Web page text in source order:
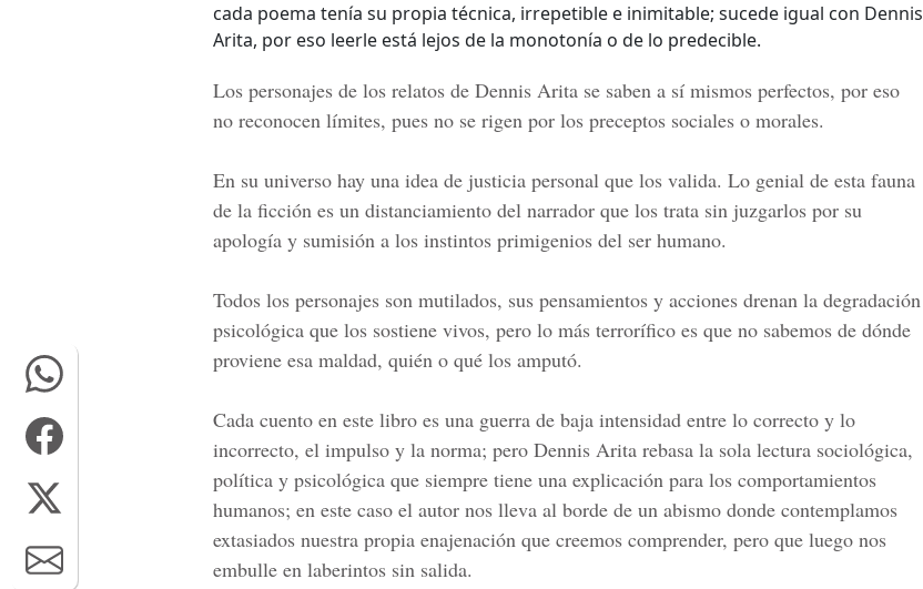
cada poema tenía su propia técnica, irrepetible e inimitable; sucede igual con Dennis
Arita, por eso leerle está lejos de la monotonía o de lo predecible.
Los personajes de los relatos de Dennis Arita se saben a sí mismos perfectos, por eso
no reconocen límites, pues no se rigen por los preceptos sociales o morales.
En su universo hay una idea de justicia personal que los valida. Lo genial de esta fauna
de la ficción es un distanciamiento del narrador que los trata sin juzgarlos por su
apología y sumisión a los instintos primigenios del ser humano.
Todos los personajes son mutilados, sus pensamientos y acciones drenan la degradación
psicológica que los sostiene vivos, pero lo más terrorífico es que no sabemos de dónde
proviene esa maldad, quién o qué los amputó.
Cada cuento en este libro es una guerra de baja intensidad entre lo correcto y lo
incorrecto, el impulso y la norma; pero Dennis Arita rebasa la sola lectura sociológica,
política y psicológica que siempre tiene una explicación para los comportamientos
humanos; en este caso el autor nos lleva al borde de un abismo donde contemplamos
extasiados nuestra propia enajenación que creemos comprender, pero que luego nos
embulle en laberintos sin salida.